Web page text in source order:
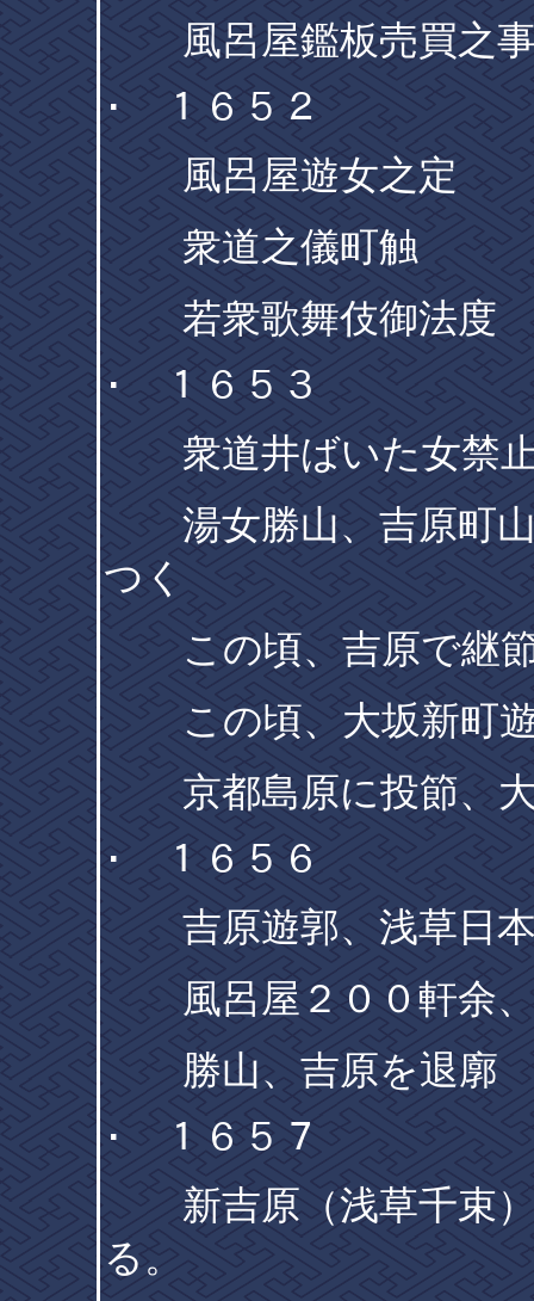
風呂屋鑑板売買之
･ １６５２
風呂屋遊女之定
衆道之儀町触
若衆歌舞伎御法度
･ １６５３
衆道井ばいた女禁
湯女勝山、吉原町山
つく
この頃、吉原で継節
この頃、大坂新町遊
京都島原に投節、大
･ １６５６
吉原遊郭、浅草日本
風呂屋２００軒余、
勝山、吉原を退廓
･ １６５７
新吉原（浅草千束）
る。